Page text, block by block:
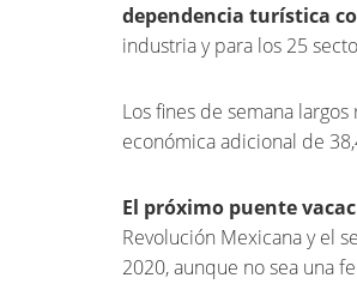
dependencia turística
industria y para los 25
Los fines de semana
económica adicional de
El próximo puente
Revolución Mexicana y el
2020, aunque no sea una